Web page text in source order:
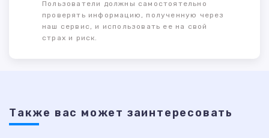
Пользователи должны самостоятельно
проверять информацию, полученную через
наш сервис, и использовать ее на свой
страх и риск.
Также ваc может заинтересовать